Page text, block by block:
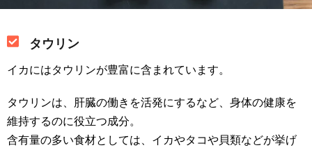
タウリン
イカにはタウリンが豊富に含まれています。
タウリンは、肝臓の働きを活発にするなど、身体の健康を
維持するのに役立つ成分。
含有量の多い食材としては、イカやタコや貝類などが挙げ